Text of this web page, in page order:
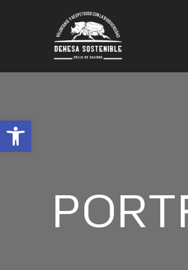
Abrir barra de herramientas